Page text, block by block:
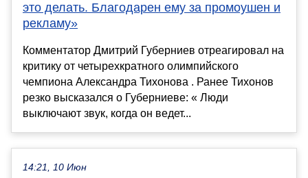
это делать. Благодарен ему за промоушен и
рекламу»
Комментатор Дмитрий Губерниев отреагировал на
критику от четырехкратного олимпийского
чемпиона Александра Тихонова . Ранее Тихонов
резко высказался о Губерниеве: « Люди
выключают звук, когда он ведет...
14:21, 10 Июн